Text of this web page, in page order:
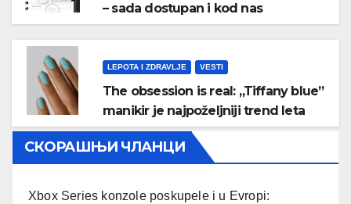
– sada dostupan i kod nas
LEPOTA I ZDRAVLJE VESTI
The obsession is real: „Tiffany blue”
manikir je najpoželjniji trend leta
СКОРАШЊИ ЧЛАНЦИ
Xbox Series konzole poskupele i u Evropi: